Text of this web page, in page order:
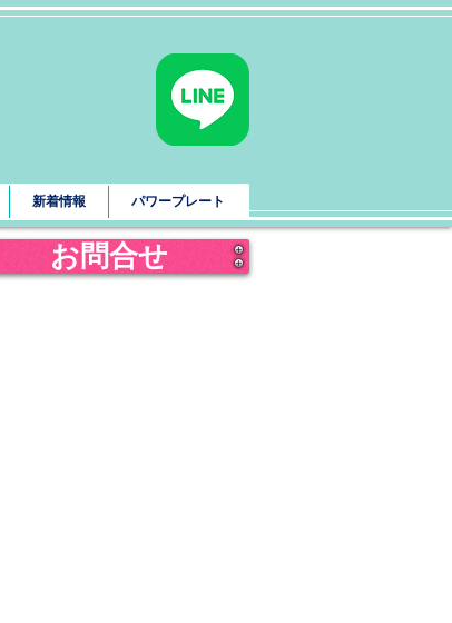
新着情報 パワープレート
お問合せ